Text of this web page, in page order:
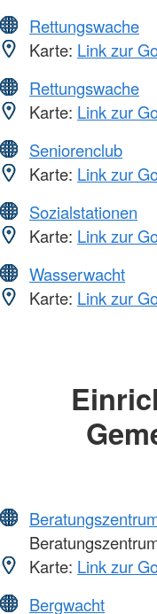
Rettungswache
Karte: Link zur
Rettungswache
Karte: Link zur
Seniorenclub
Karte: Link zur
Sozialstationen
Karte: Link zur
Wasserwacht
Karte: Link zur
Karte: Link zur
Bergwacht